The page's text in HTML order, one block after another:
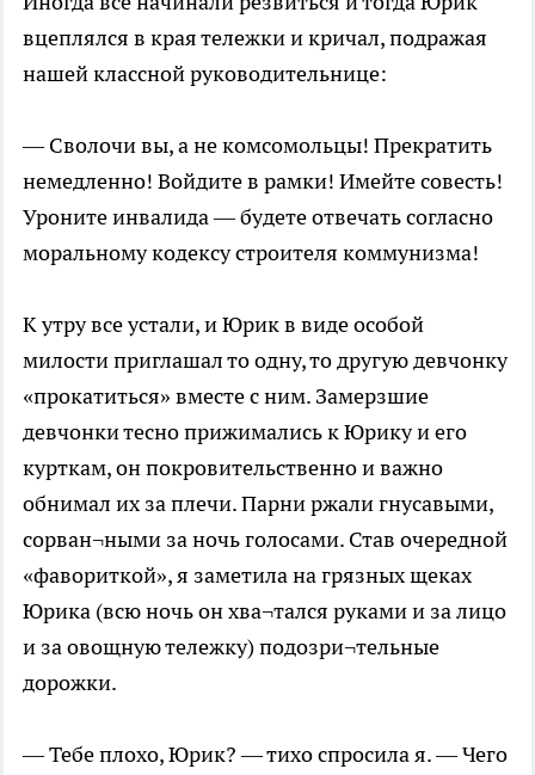
вцеплялся в края тележки и кричал, подражая
нашей классной руководительнице:
— Сволочи вы, а не комсомольцы! Прекратить
немедленно! Войдите в рамки! Имейте совесть!
Уроните инвалида — будете отвечать согласно
моральному кодексу строителя коммунизма!
К утру все устали, и Юрик в виде особой
милости приглашал то одну, то другую девчонку
«прокатиться» вместе с ним. Замерзшие
девчонки тесно прижимались к Юрику и его
курткам, он покровительственно и важно
обнимал их за плечи. Парни ржали гнусавыми,
сорван¬ными за ночь голосами. Став очередной
«фавориткой», я заметила на грязных щеках
Юрика (всю ночь он хва¬тался руками и за лицо
и за овощную тележку) подозри¬тельные
дорожки.
— Тебе плохо, Юрик? — тихо спросила я. — Чего